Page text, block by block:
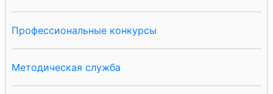
Профессиональные конкурсы
Методическая служба